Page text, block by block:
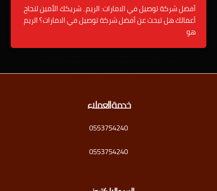
أفضل شركة توصيل في الامارات: الريم.. شريكك الأمين لنجاح
أعمالك هل تبحث عن أفضل شركة توصيل في الامارات؟ الريم
هو
خدمة العملاء
0553754240
0553754240